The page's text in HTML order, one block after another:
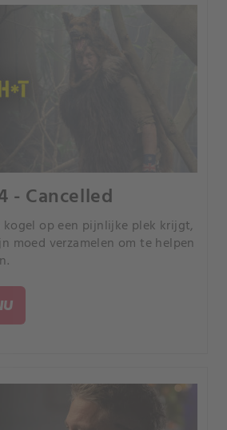
- Cancelled
kogel op een pijnlijke plek krijgt,
moed verzamelen om te helpen